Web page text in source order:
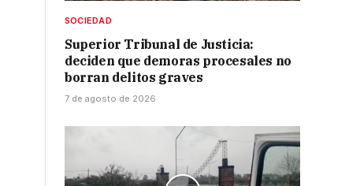
SOCIEDAD
Superior Tribunal de Justicia:
deciden que demoras procesales no
borran delitos graves
7 de agosto de 2026